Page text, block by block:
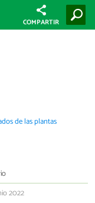
COMPARTIR
de las plantas
2022